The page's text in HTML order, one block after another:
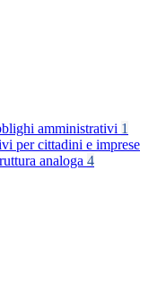
amministrativi 1
per cittadini e imprese
analoga 4